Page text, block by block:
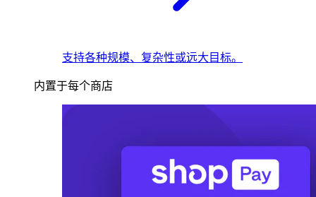
支持各种规模、复杂性或远大目标。
内置于每个商店